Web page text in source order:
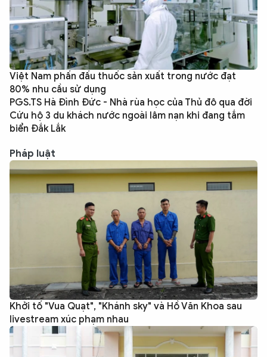
Việt Nam phấn đấu thuốc sản xuất trong nước đạt
80% nhu cầu sử dụng
PGS.TS Hà Đình Đức - Nhà rùa học của Thủ đô qua đời
Cứu hộ 3 du khách nước ngoài lâm nạn khi đang tắm
biển Đắk Lắk
Pháp luật
Khởi tố "Vua Quạt", "Khánh sky" và Hồ Văn Khoa sau
livestream xúc phạm nhau